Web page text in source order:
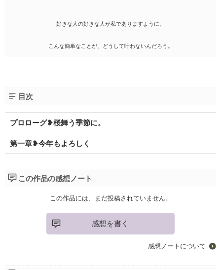
好きな人の好きな人が私でありますように。
こんな簡単なことが、どうして叶わないんだろう。
目次
プロローグ❥桜舞う季節に。
第一章❥今年もよろしく
この作品の感想ノート
この作品には、まだ投稿されていません。
感想を書く
感想ノートについて